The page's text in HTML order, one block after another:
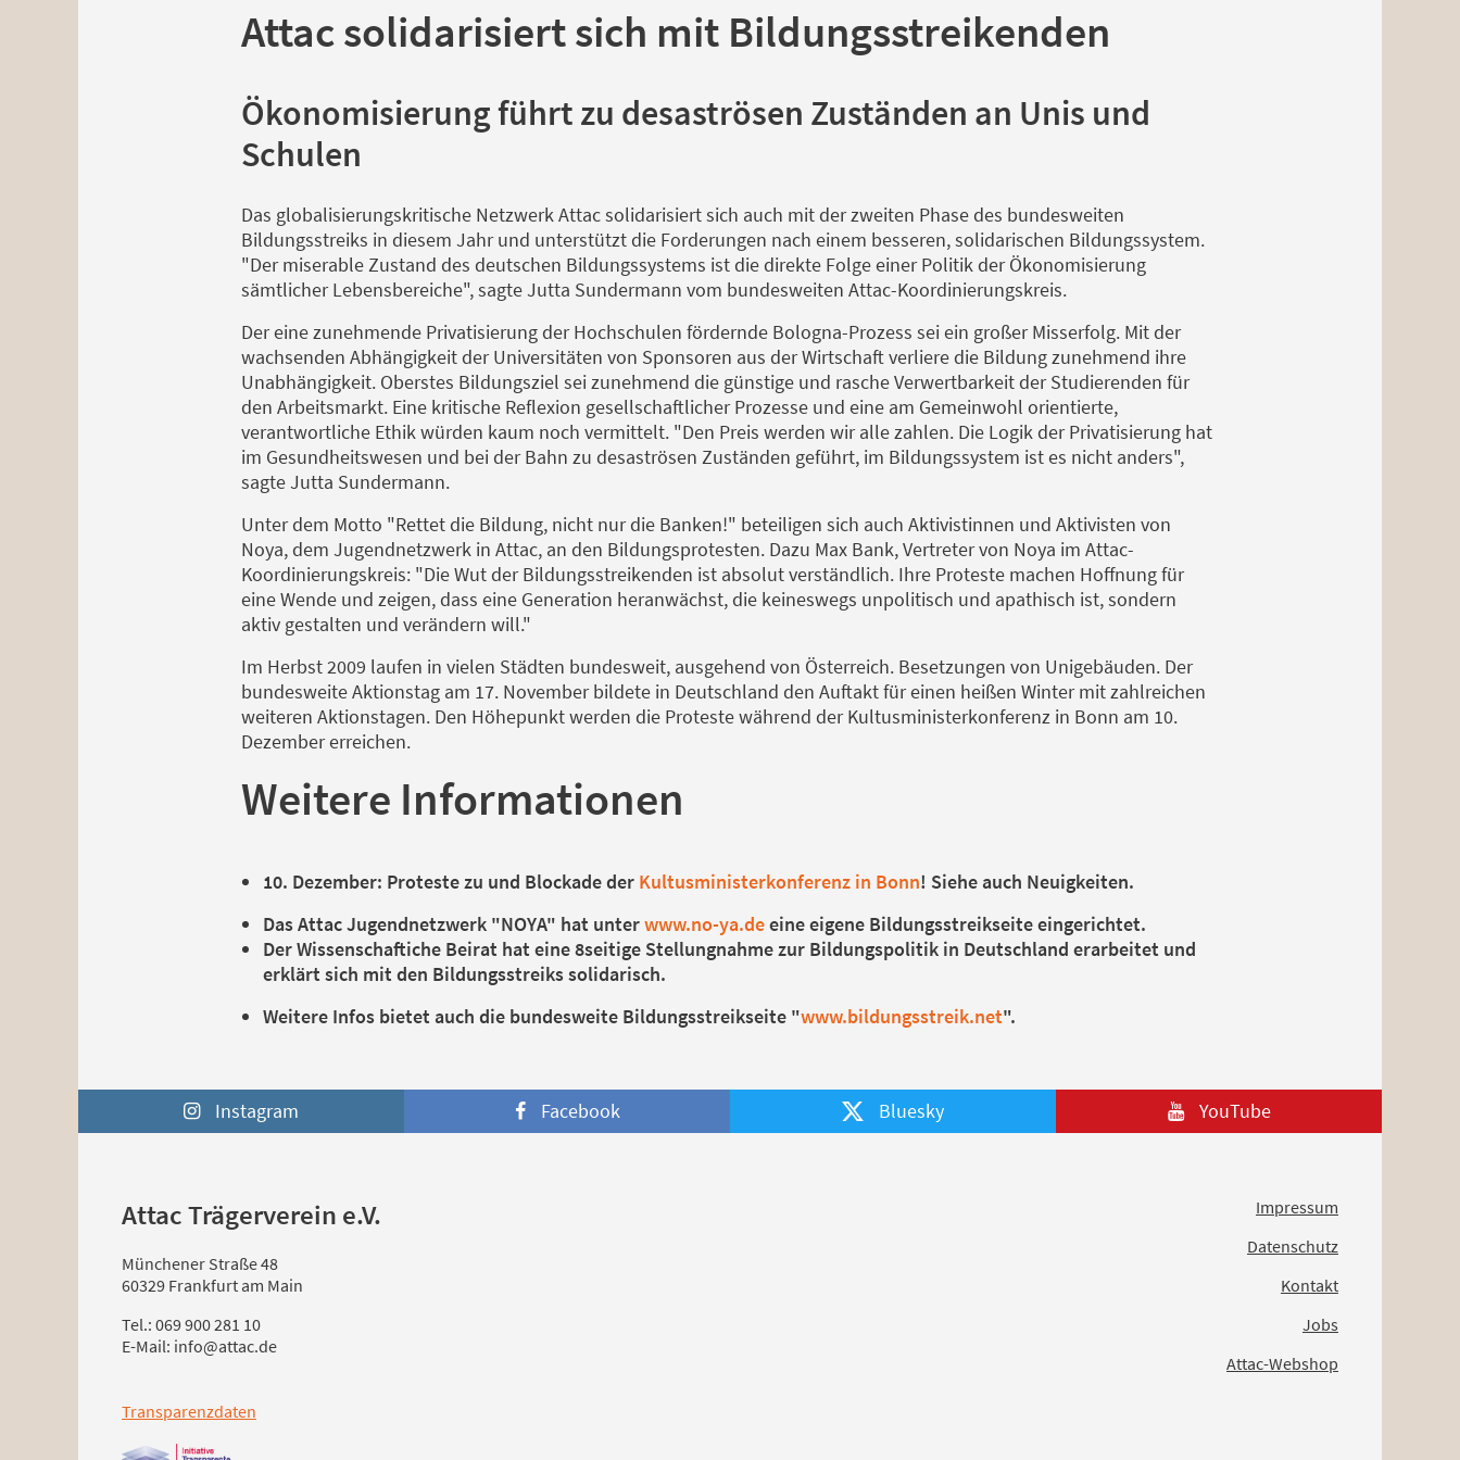
Attac solidarisiert sich mit Bildungsstreikenden
Ökonomisierung führt zu desaströsen Zuständen an Unis und
Schulen
Das globalisierungskritische Netzwerk Attac solidarisiert sich auch mit der zweiten Phase des bundesweiten
Bildungsstreiks in diesem Jahr und unterstützt die Forderungen nach einem besseren, solidarischen Bildungssystem.
"Der miserable Zustand des deutschen Bildungssystems ist die direkte Folge einer Politik der Ökonomisierung
sämtlicher Lebensbereiche", sagte Jutta Sundermann vom bundesweiten Attac-Koordinierungskreis.
Der eine zunehmende Privatisierung der Hochschulen fördernde Bologna-Prozess sei ein großer Misserfolg. Mit der
wachsenden Abhängigkeit der Universitäten von Sponsoren aus der Wirtschaft verliere die Bildung zunehmend ihre
Unabhängigkeit. Oberstes Bildungsziel sei zunehmend die günstige und rasche Verwertbarkeit der Studierenden für
den Arbeitsmarkt. Eine kritische Reflexion gesellschaftlicher Prozesse und eine am Gemeinwohl orientierte,
verantwortliche Ethik würden kaum noch vermittelt. "Den Preis werden wir alle zahlen. Die Logik der Privatisierung hat
im Gesundheitswesen und bei der Bahn zu desaströsen Zuständen geführt, im Bildungssystem ist es nicht anders",
sagte Jutta Sundermann.
Unter dem Motto "Rettet die Bildung, nicht nur die Banken!" beteiligen sich auch Aktivistinnen und Aktivisten von
Noya, dem Jugendnetzwerk in Attac, an den Bildungsprotesten. Dazu Max Bank, Vertreter von Noya im Attac-
Koordinierungskreis: "Die Wut der Bildungsstreikenden ist absolut verständlich. Ihre Proteste machen Hoffnung für
eine Wende und zeigen, dass eine Generation heranwächst, die keineswegs unpolitisch und apathisch ist, sondern
aktiv gestalten und verändern will."
Im Herbst 2009 laufen in vielen Städten bundesweit, ausgehend von Österreich. Besetzungen von Unigebäuden. Der
bundesweite Aktionstag am 17. November bildete in Deutschland den Auftakt für einen heißen Winter mit zahlreichen
weiteren Aktionstagen. Den Höhepunkt werden die Proteste während der Kultusministerkonferenz in Bonn am 10.
Dezember erreichen.
Weitere Informationen
10. Dezember: Proteste zu und Blockade der Kultusministerkonferenz in Bonn! Siehe auch Neuigkeiten.
Das Attac Jugendnetzwerk "NOYA" hat unterwww.no-ya.deeine eigene Bildungsstreikseite eingerichtet.
Der Wissenschaftiche Beirat hat eine 8seitige Stellungnahme zur Bildungspolitik in Deutschland erarbeitet und
erklärt sich mit den Bildungsstreiks solidarisch.
Weitere Infos bietet auch die bundesweite Bildungsstreikseite "www.bildungsstreik.net".
Instagram Facebook Bluesky YouTube
Attac Trägerverein e.V.
Münchener Straße 48
60329 Frankfurt am Main
Tel.: 069 900 281 10
E-Mail: info@attac.de
Transparenzdaten
Impressum
Datenschutz
Kontakt
Jobs
Attac-Webshop